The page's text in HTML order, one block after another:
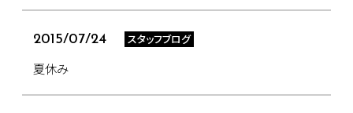
2015/07/24 スタッフブログ
夏休み